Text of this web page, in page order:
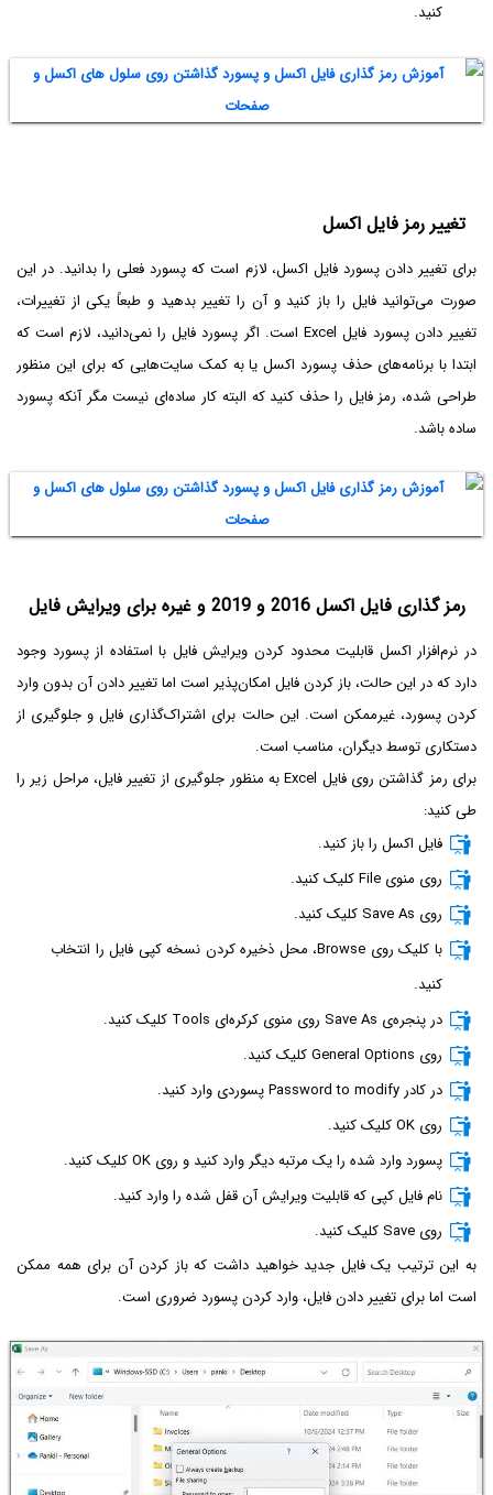
کنید.
تغییر رمز فایل اکسل
برای تغییر دادن پسورد فایل اکسل، لازم است که پسورد فعلی را بدانید. در این
صورت می‌توانید فایل را باز کنید و آن را تغییر بدهید و طبعاً یکی از تغییرات،
تغییر دادن پسورد فایل Excel است. اگر پسورد فایل را نمی‌دانید، لازم است که
ابتدا با برنامه‌های حذف پسورد اکسل یا به کمک سایت‌هایی که برای این منظور
طراحی شده، رمز فایل را حذف کنید که البته کار ساده‌ای نیست مگر آنکه پسورد
ساده باشد.
رمز گذاری فایل اکسل 2016 و 2019 و غیره برای ویرایش فایل
در نرم‌افزار اکسل قابلیت محدود کردن ویرایش فایل با استفاده از پسورد وجود
دارد که در این حالت، باز کردن فایل امکان‌پذیر است اما تغییر دادن آن بدون وارد
کردن پسورد، غیرممکن است. این حالت برای اشتراک‌گذاری فایل و جلوگیری از
دستکاری توسط دیگران، مناسب است.
برای رمز گذاشتن روی فایل Excel به منظور جلوگیری از تغییر فایل، مراحل زیر را
طی کنید:
فایل اکسل را باز کنید.
روی منوی File کلیک کنید.
روی Save As کلیک کنید.
با کلیک روی Browse، محل ذخیره کردن نسخه کپی فایل را انتخاب
کنید.
در پنجره‌ی Save As روی منوی کرکره‌ای Tools کلیک کنید.
روی General Options کلیک کنید.
در کادر Password to modify پسوردی وارد کنید.
روی OK کلیک کنید.
پسورد وارد شده را یک مرتبه دیگر وارد کنید و روی OK کلیک کنید.
نام فایل کپی که قابلیت ویرایش آن قفل شده را وارد کنید.
روی Save کلیک کنید.
به این ترتیب یک فایل جدید خواهید داشت که باز کردن آن برای همه ممکن
است اما برای تغییر دادن فایل، وارد کردن پسورد ضروری است.